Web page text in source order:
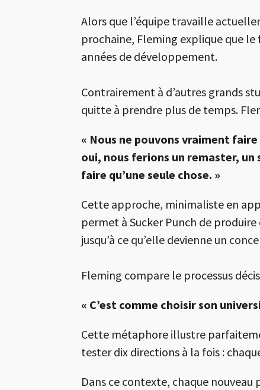
Alors que l’équipe travaille
prochaine, Fleming explique que
années de développement.
Contrairement à d’autres grands
quitte à prendre plus de temps.
« Nous ne pouvons vraiment
oui, nous ferions un remaster,
faire qu’une seule chose. »
Cette approche, minimaliste en
permet à Sucker Punch de
jusqu’à ce qu’elle devienne un
Fleming compare le processus
« C’est comme choisir son
Cette métaphore illustre
tester dix directions à la fois :
Dans ce contexte, chaque